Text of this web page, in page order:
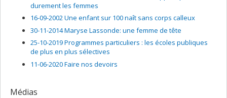
durement les femmes
16-09-2002 Une enfant sur 100 naît sans corps calleux
30-11-2014 Maryse Lassonde: une femme de tête
25-10-2019 Programmes particuliers : les écoles publiques
de plus en plus sélectives
11-06-2020 Faire nos devoirs
Médias